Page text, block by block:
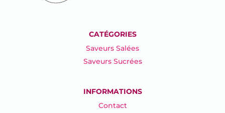
CATÉGORIES
Saveurs Salées
Saveurs Sucrées
INFORMATIONS
Contact